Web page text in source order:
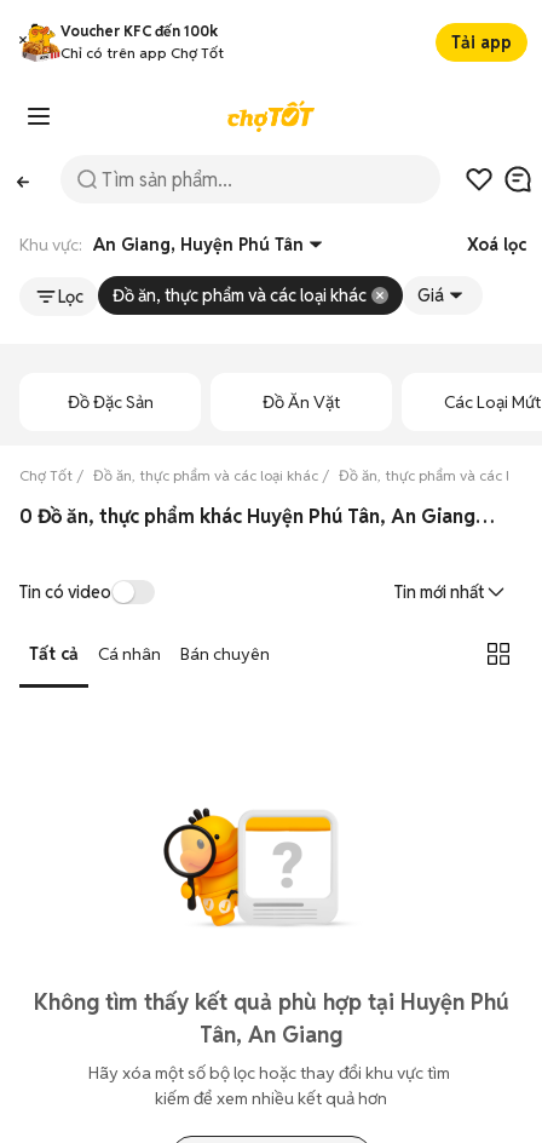
Voucher KFC đến 100k
Chỉ có trên app Chợ Tốt
Tải app
Khu vực: An Giang, Huyện Phú Tân Xoá lọc
Lọc Đồ ăn, thực phẩm và các loại khác Giá
Đồ Đặc Sản Đồ Ăn Vặt Các Loại Mứt
Chợ Tốt Đồ ăn, thực phẩm và các loại khác Đồ ăn, thực phẩm và các loại
0 Đồ ăn, thực phẩm khác Huyện Phú Tân, An Giang giá rẻ
Tin có video Tin mới nhất
Tất cả Cá nhân Bán chuyên
Không tìm thấy kết quả phù hợp tại Huyện Phú
Tân, An Giang
Hãy xóa một số bộ lọc hoặc thay đổi khu vực tìm
kiếm để xem nhiều kết quả hơn